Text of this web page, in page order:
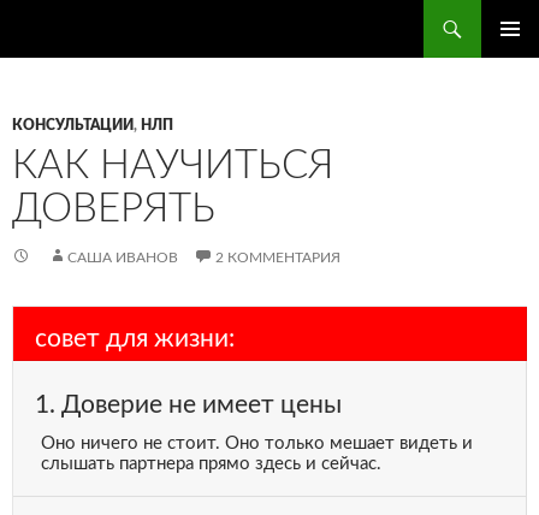
КОНСУЛЬТАЦИИ, НЛП
КАК НАУЧИТЬСЯ
ДОВЕРЯТЬ
САША ИВАНОВ 2 КОММЕНТАРИЯ
совет для жизни:
1. Доверие не имеет цены
Оно ничего не стоит. Оно только мешает видеть и
слышать партнера прямо здесь и сейчас.